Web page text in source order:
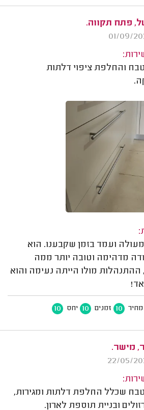
פתח תקווה.
והחלפת ציפוי דלתות
מעולה ועמד בזמן שקבענו. הוא
מדהימה וטובה יותר ממה
ההתנהלות מולו הייתה נעימה והוא
מחיר 10 זמנים 10 יחס 10
מישר.
שכלל החלפת דלתות ומגירות,
ובניית תוספת לארון.